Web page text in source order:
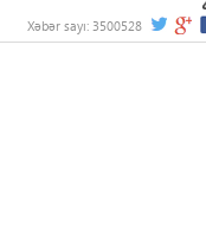
Xəbər sayı: 3500528